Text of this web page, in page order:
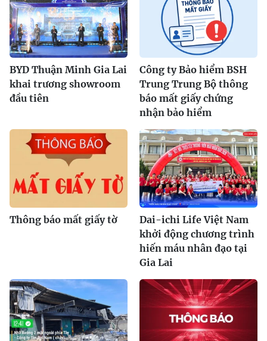
BYD Thuận Minh Gia Lai
khai trương showroom
đầu tiên
Công ty Bảo hiểm BSH
Trung Trung Bộ thông
báo mất giấy chứng
nhận bảo hiểm
Thông báo mất giấy tờ
Dai-ichi Life Việt Nam
khởi động chương trình
hiến máu nhân đạo tại
Gia Lai